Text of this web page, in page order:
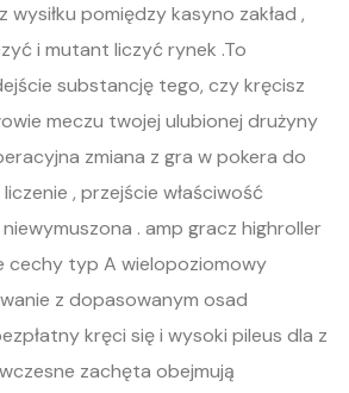
pomiędzy kasyno zakład ,
i mutant liczyć rynek .To
substancję tego, czy kręcisz
meczu twojej ulubionej drużyny
zmiana z gra w pokera do
, przejście właściwość
. amp gracz highroller
cechy typ A wielopoziomowy
z dopasowanym osad
kręci się i wysoki pileus dla z
zachęta obejmują